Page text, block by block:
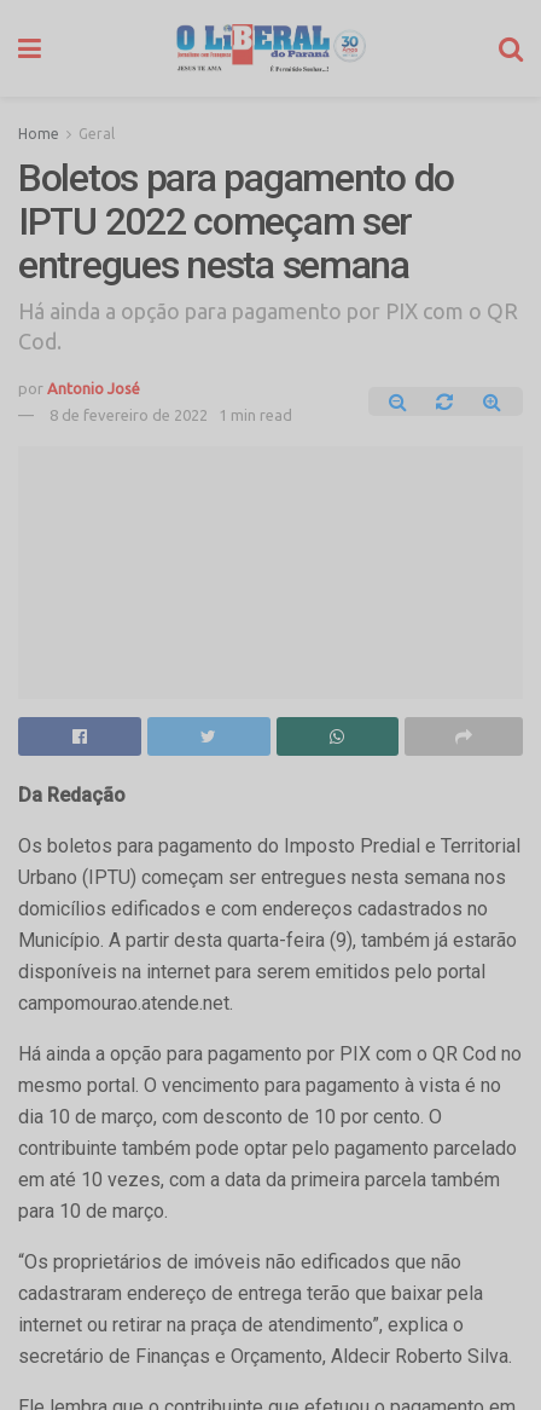
Home Geral
Boletos para pagamento do
IPTU 2022 começam ser
entregues nesta semana
Há ainda a opção para pagamento por PIX com o QR
Cod.
por Antonio José
8 de fevereiro de 2022
1 min read
Da Redação
Os boletos para pagamento do Imposto Predial e Territorial
Urbano (IPTU) começam ser entregues nesta semana nos
domicílios edificados e com endereços cadastrados no
Município. A partir desta quarta-feira (9), também já estarão
disponíveis na internet para serem emitidos pelo portal
campomourao.atende.net.
Há ainda a opção para pagamento por PIX com o QR Cod no
mesmo portal. O vencimento para pagamento à vista é no
dia 10 de março, com desconto de 10 por cento. O
contribuinte também pode optar pelo pagamento parcelado
em até 10 vezes, com a data da primeira parcela também
para 10 de março.
“Os proprietários de imóveis não edificados que não
cadastraram endereço de entrega terão que baixar pela
internet ou retirar na praça de atendimento”, explica o
secretário de Finanças e Orçamento, Aldecir Roberto Silva.